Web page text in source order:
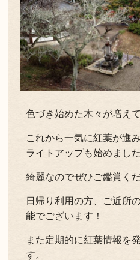
色づき始めた木々が増え
これから一気に紅葉が進
ライトアップも始めまし
綺麗なのでぜひご鑑賞くだ
日帰り利用の方、ご近所
能でございます！
また定期的に紅葉情報を
す。